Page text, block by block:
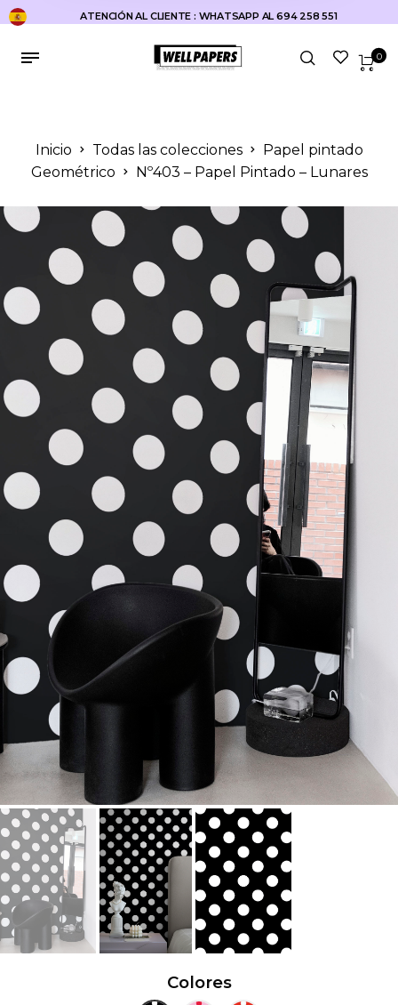
ATENCIÓN AL CLIENTE : WHATSAPP AL 694 258 551
0
Inicio Todas las colecciones
Papel pintado
Geométrico
Nº403 – Papel Pintado – Lunares
Colores